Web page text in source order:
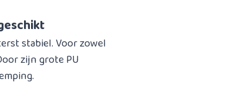
stabiel. Voor zowel
zijn grote PU